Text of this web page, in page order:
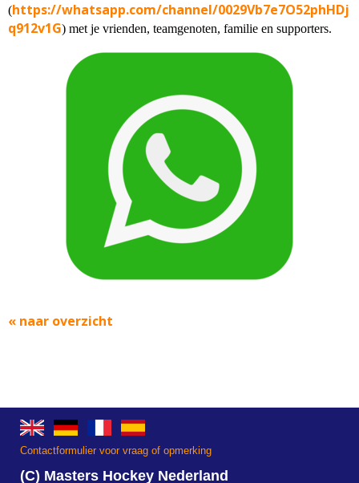
(https://whatsapp.com/channel/0029Vb7e7O52phHDj
q912v1G) met je vrienden, teamgenoten, familie en supporters.
« naar overzicht
Contactformulier voor vraag of opmerking
(C) Masters Hockey Nederland